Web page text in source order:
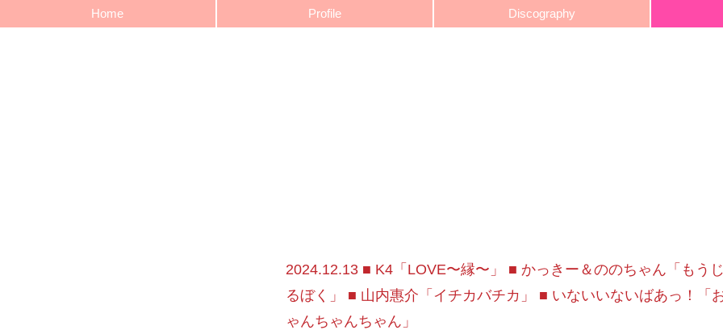
Home Profile Discography
2024.12.13 ■ K4「LOVE〜縁〜」 ■ かっきー＆ののちゃん「もう
るぼく」 ■ 山内惠介「イチカバチカ」 ■ いないいないばあっ！「
ゃんちゃんちゃん」